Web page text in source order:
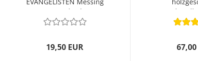
9,5 cm hoch
19,50 EUR 67,00